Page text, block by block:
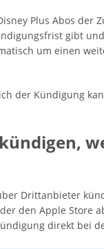
Plus Abos
gibt
um einen
der Kündigung
Drittanbieter
den Apple Store
direkt bei